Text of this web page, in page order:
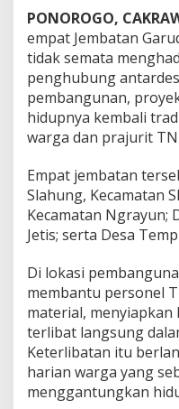
PONOROGO,
empat Jembatan
tidak semata
penghubung
pembangunan,
hidupnya kembali
warga dan prajurit
Empat jembatan
Slahung, Kecamatan
Kecamatan Ngrayun;
Jetis; serta Desa
Di lokasi
membantu personel
material,
terlibat langsung
Keterlibatan itu
harian warga yang
menggantungkan